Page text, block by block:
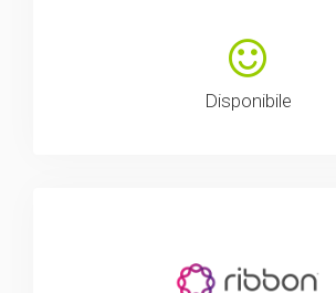
Disponibile